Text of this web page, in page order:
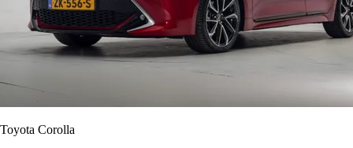
Toyota Corolla